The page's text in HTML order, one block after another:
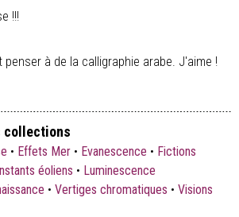
!!!
à de la calligraphie arabe. J'aime !
collections
• Effets Mer• Evanescence • Fictions
éoliens • Luminescence
• Vertiges chromatiques • Visions